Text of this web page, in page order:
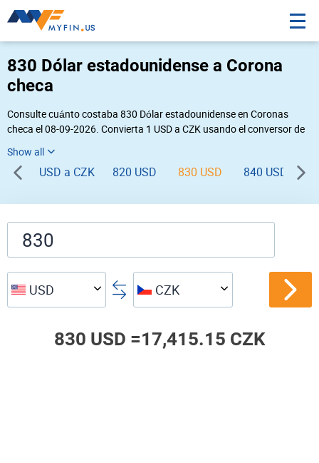
830 Dólar estadounidense a Corona
checa
Consulte cuánto costaba 830 Dólar estadounidense en Coronas
checa el 08-09-2026. Convierta 1 USD a CZK usando el conversor de
«CZK USD
USD a CZK 820 USD 830 USD 840 USD
USD CZK
830 USD =17,415.15 CZK